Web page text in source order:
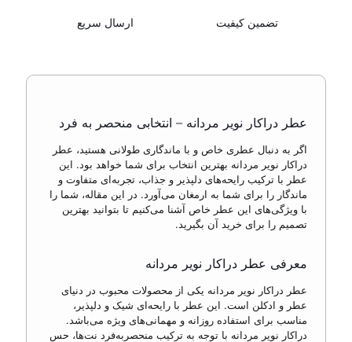
تضمین کیفیت ارسال سریع
عطر دراکار نویر مردانه – انتخابی منحصر به فرد
اگر به دنبال عطری خاص و با ماندگاری طولانی هستید، عطر
دراکار نویر مردانه بهترین انتخاب برای شما خواهد بود. این
عطر با ترکیب رایحه‌های دلپذیر و جذاب، تجربه‌ای متفاوت و
ماندگار را برای شما به ارمغان می‌آورد. در این مقاله، شما را
با ویژگی‌های این عطر خاص آشنا می‌کنیم تا بتوانید بهترین
تصمیم را برای خرید آن بگیرید.
معرفی عطر دراکار نویر مردانه
عطر دراکار نویر مردانه یکی از محصولات محبوب در دنیای
عطر و ادکلن است. این عطر با رایحه‌ای شیک و دلپذیر،
مناسب برای استفاده روزانه و مهمانی‌های ویژه می‌باشد.
دراکار نویر مردانه با توجه به ترکیب منحصربه‌فرد نت‌ها، حس